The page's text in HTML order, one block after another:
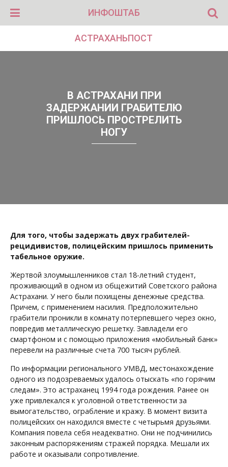
ИНФОШТАБ
АСТРАХАНЬПОСТ
В АСТРАХАНИ ПРИ
ЗАДЕРЖАНИИ ГРАБИТЕЛЮ
ПРИШЛОСЬ ПРОСТРЕЛИТЬ
НОГУ
Для того, чтобы задержать двух грабителей-
рецидивистов, полицейским пришлось применить
табельное оружие.
Жертвой злоумышленников стал 18-летний студент,
проживающий в одном из общежитий Советского района
Астрахани. У него были похищены денежные средства.
Причем, с применением насилия. Предположительно
грабители проникли в комнату потерпевшего через окно,
повредив металлическую решетку. Завладели его
смартфоном и с помощью приложения «мобильный банк»
перевели на различные счета 700 тысяч рублей.
По информации регионального УМВД, местонахождение
одного из подозреваемых удалось отыскать «по горячим
следам». Это астраханец 1994 года рождения. Ранее он
уже привлекался к уголовной ответственности за
вымогательство, ограбление и кражу. В момент визита
полицейских он находился вместе с четырьмя друзьями.
Компания повела себя неадекватно. Они не подчинились
законным распоряжениям стражей порядка. Мешали их
работе и оказывали сопротивление.